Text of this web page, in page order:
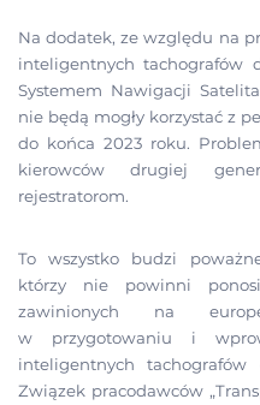
Na dodatek, ze względu na
inteligentnych tachografów
Systemem Nawigacji
nie będą mogły korzystać z
do końca 2023 roku.
kierowców drugiej
rejestratorom.
To wszystko budzi
którzy nie powinni
zawinionych na
w przygotowaniu i
inteligentnych
Związek pracodawców